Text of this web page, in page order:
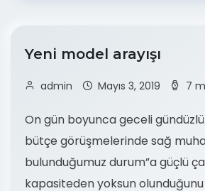
Yeni model arayışı
admin Mayıs 3, 2019 7
On gün boyunca geceli
bütçe görüşmelerinde sağ
bulunduğumuz durum”a güçlü
kapasiteden yoksun